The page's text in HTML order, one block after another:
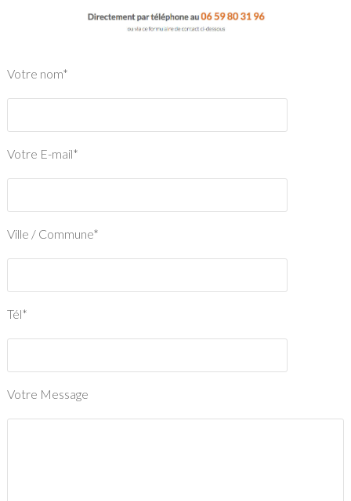
Votre nom*
Votre E-mail*
Ville / Commune*
Tél*
Votre Message